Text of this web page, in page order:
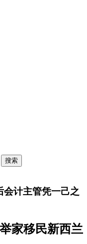
搜索
会计主管凭一己之
家移民新西兰